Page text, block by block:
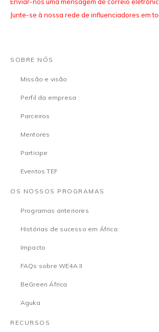
Enviar-nos uma mensagem de correio
Junte-se à nossa rede de influenciadores em
SOBRE NÓS
Missão e visão
Perfil da empresa
Parceiros
Mentores
Participe
Eventos TEF
OS NOSSOS PROGRAMAS
Programas anteriores
Histórias de sucesso em África
Impacto
FAQs sobre WE4A II
BeGreen África
Aguka
RECURSOS